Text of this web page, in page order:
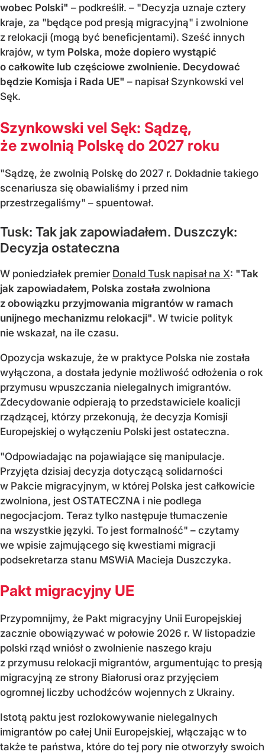
wobec Polski" – podkreślił. – "Decyzja uznaje cztery
kraje, za "będące pod presją migracyjną" i zwolnione
z relokacji (mogą być beneficjentami). Sześć innych
krajów, w tym Polska, może dopiero wystąpić
o całkowite lub częściowe zwolnienie. Decydować
będzie Komisja i Rada UE" – napisał Szynkowski vel
Sęk.
Szynkowski vel Sęk: Sądzę,
że zwolnią Polskę do 2027 roku
"Sądzę, że zwolnią Polskę do 2027 r. Dokładnie takiego
scenariusza się obawialiśmy i przed nim
przestrzegaliśmy" – spuentował.
Tusk: Tak jak zapowiadałem. Duszczyk:
Decyzja ostateczna
W poniedziałek premier Donald Tusk napisał na X: "Tak
jak zapowiadałem, Polska została zwolniona
z obowiązku przyjmowania migrantów w ramach
unijnego mechanizmu relokacji". W twicie polityk
nie wskazał, na ile czasu.
Opozycja wskazuje, że w praktyce Polska nie została
wyłączona, a dostała jedynie możliwość odłożenia o rok
przymusu wpuszczania nielegalnych imigrantów.
Zdecydowanie odpierają to przedstawiciele koalicji
rządzącej, którzy przekonują, że decyzja Komisji
Europejskiej o wyłączeniu Polski jest ostateczna.
"Odpowiadając na pojawiające się manipulacje.
Przyjęta dzisiaj decyzja dotyczącą solidarności
w Pakcie migracyjnym, w której Polska jest całkowicie
zwolniona, jest OSTATECZNA i nie podlega
negocjacjom. Teraz tylko następuje tłumaczenie
na wszystkie języki. To jest formalność" – czytamy
we wpisie zajmującego się kwestiami migracji
podsekretarza stanu MSWiA Macieja Duszczyka.
Pakt migracyjny UE
Przypomnijmy, że Pakt migracyjny Unii Europejskiej
zacznie obowiązywać w połowie 2026 r. W listopadzie
polski rząd wniósł o zwolnienie naszego kraju
z przymusu relokacji migrantów, argumentując to presją
migracyjną ze strony Białorusi oraz przyjęciem
ogromnej liczby uchodźców wojennych z Ukrainy.
Istotą paktu jest rozlokowywanie nielegalnych
imigrantów po całej Unii Europejskiej, włączając w to
także te państwa, które do tej pory nie otworzyły swoich